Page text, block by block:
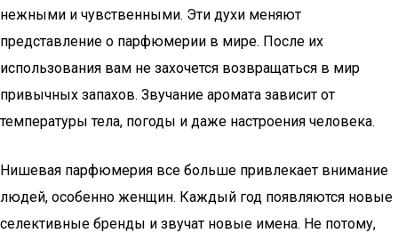
нежными и чувственными. Эти духи меняют
представление о парфюмерии в мире. После их
использования вам не захочется возвращаться в мир
привычных запахов. Звучание аромата зависит от
температуры тела, погоды и даже настроения человека.
Нишевая парфюмерия все больше привлекает внимание
людей, особенно женщин. Каждый год появляются новые
селективные бренды и звучат новые имена. Не потому,